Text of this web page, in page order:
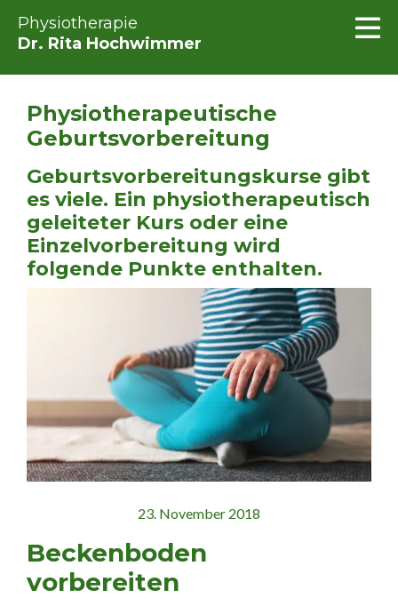
Physiotherapie
Dr. Rita Hochwimmer
Physiotherapeutische
Geburtsvorbereitung
Geburtsvorbereitungskurse gibt
es viele. Ein physiotherapeutisch
geleiteter Kurs oder eine
Einzelvorbereitung wird
folgende Punkte enthalten.
23. November 2018
Beckenboden
vorbereiten